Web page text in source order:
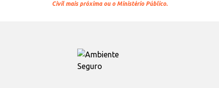
Civil mais próxima ou o Ministério Público.